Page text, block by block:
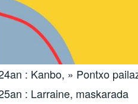
: Kanbo, » Pontxo
: Larraine, maskarada